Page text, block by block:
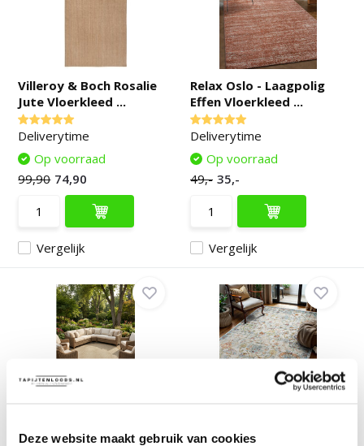
Deze website maakt gebruik van cookies
Villeroy & Boch Rosalie
Jute Vloerkleed ...
Deliverytime
Vergelijk
Op voorraad
99,90 74,90
Relax Oslo - Laagpolig
Effen Vloerkleed ...
Deliverytime
Vergelijk
Op voorraad
49,- 35,-